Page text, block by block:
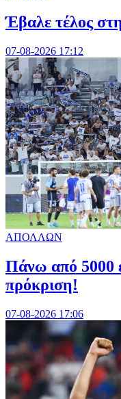
Έβαλε τέλος
07-08-2026 17:12
ΑΠΟΛΛΩΝ
Πάνω από 5000
πρόκριση!
07-08-2026 17:06